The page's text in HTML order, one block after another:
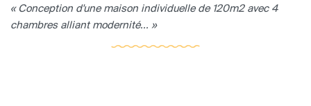
« Conception d'une maison individuelle de 120m2 avec 4
chambres alliant modernité... »